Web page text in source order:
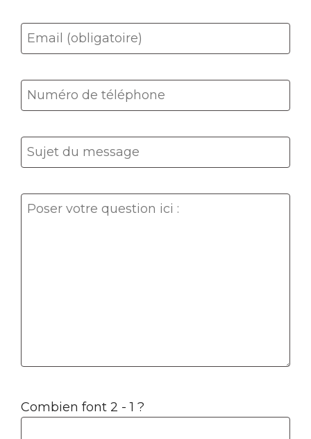
Combien font 2 - 1 ?